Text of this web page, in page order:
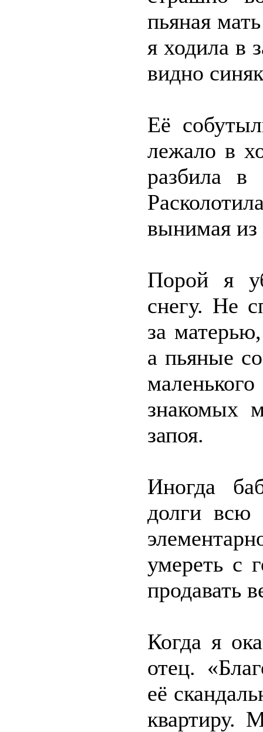
пьяная
я ходила в
видно
Её
лежало в
разбила в
вынимая из
Порой я
снегу. Не
за
а пьяные
знакомых
запоя.
Иногда
долги
умереть с
продавать
Когда я
отец.
её
квартиру.